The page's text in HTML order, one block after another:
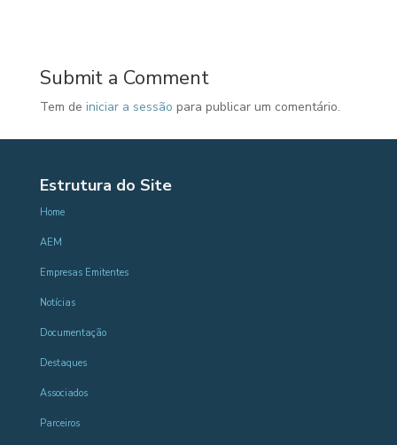
Submit a Comment
Tem de iniciar a sessão para publicar um comentário.
Estrutura do Site
Home
AEM
Empresas Emitentes
Notícias
Documentação
Destaques
Associados
Parceiros